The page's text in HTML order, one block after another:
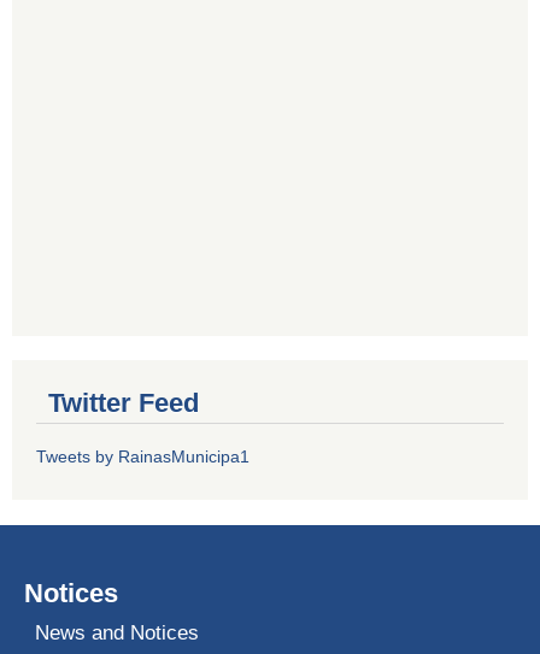
Twitter Feed
Tweets by RainasMunicipa1
Notices
News and Notices